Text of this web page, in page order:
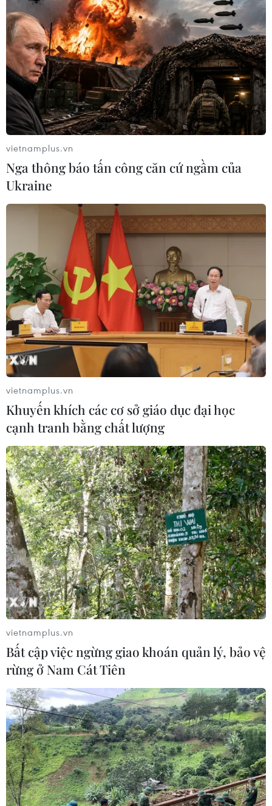
CPI bình quân 5 tháng tăng 2,74%, mức
tăng thấp nhất trong 3 năm qua
‘Lạm phát chung tăng cao hơn lạm phát cơ bản, phản
ánh biến động giá chủ yếu do xăng dầu, điện tăng.
Song, lạm phát cơ bản 5 tháng tăng 1,85% phản ánh
chính sách tiền tệ vẫn đang điều hành ổn định.'
Tiếp tục đi xuống, giá xăng E5 RON92 còn
20.219 đồng mỗi lít
01/06/2019 07:46
Từ 15 giờ chiều ngày 1/6, giá xăng tiếp tục đi xuống, với
mức điều chỉnh của xăng E5 RON92 là 269 đồng/lít,
trong khi mặt hàng xăng RON95-III cũng giảm 380
đồng/lít.
vietnamplus.vn
Nga thông báo tấn công căn cứ ngầm của
Ukraine
vietnamplus.vn
Khuyến khích các cơ sở giáo dục đại học
cạnh tranh bằng chất lượng
vietnamplus.vn
Bất cập việc ngừng giao khoán quản lý, bảo vệ
rừng ở Nam Cát Tiên